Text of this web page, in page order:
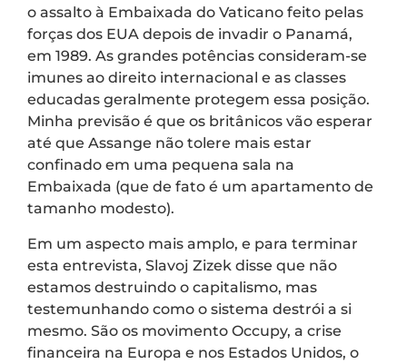
o assalto à Embaixada do Vaticano feito pelas
forças dos EUA depois de invadir o Panamá,
em 1989. As grandes potências consideram-se
imunes ao direito internacional e as classes
educadas geralmente protegem essa posição.
Minha previsão é que os britânicos vão esperar
até que Assange não tolere mais estar
confinado em uma pequena sala na
Embaixada (que de fato é um apartamento de
tamanho modesto).
Em um aspecto mais amplo, e para terminar
esta entrevista, Slavoj Zizek disse que não
estamos destruindo o capitalismo, mas
testemunhando como o sistema destrói a si
mesmo. São os movimento Occupy, a crise
financeira na Europa e nos Estados Unidos, o